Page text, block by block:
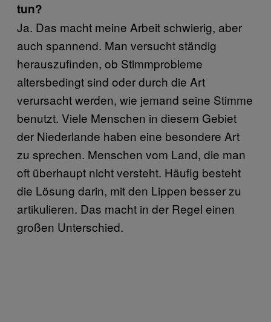
tun?
Ja. Das macht meine Arbeit schwierig, aber
auch spannend. Man versucht ständig
herauszufinden, ob Stimmprobleme
altersbedingt sind oder durch die Art
verursacht werden, wie jemand seine Stimme
benutzt. Viele Menschen in diesem Gebiet
der Niederlande haben eine besondere Art
zu sprechen. Menschen vom Land, die man
oft überhaupt nicht versteht. Häufig besteht
die Lösung darin, mit den Lippen besser zu
artikulieren. Das macht in der Regel einen
großen Unterschied.